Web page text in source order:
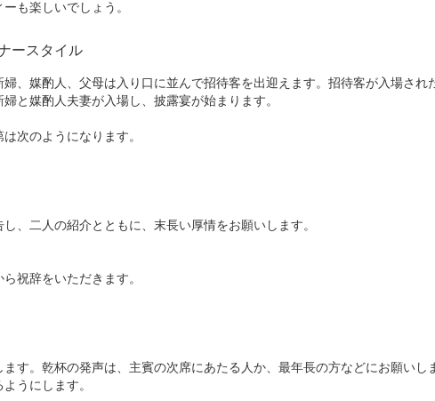
も楽しいでしょう。
ースタイル
、媒酌人、父母は入り口に並んで招待客を出迎えます。招待客が入場され
と媒酌人夫妻が入場し、披露宴が始まります。
次のようになります。
、二人の紹介とともに、末長い厚情をお願いします。
祝辞をいただきます。
す。乾杯の発声は、主賓の次席にあたる人か、最年長の方などにお願いし
うにします。